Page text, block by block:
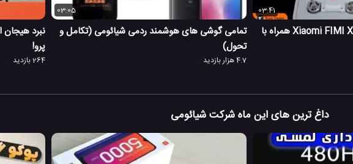
03:41
بازگشایی جعبه پهباد Xiaomi FIMI X8 SE همراه با
03:05
تمامی گوشی های هوشمند ردمی شیائومی (تکامل و
تحول)
4.7 هزار بازدید
پرو!
264 بازدید
داغ ترین های این ماه شرکت شیائومی